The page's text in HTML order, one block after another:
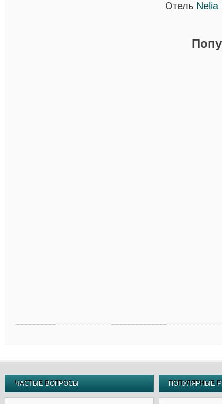
Отель Nelia
ЧАСТЫЕ ВОПРОСЫ ПОПУЛЯРНЫЕ